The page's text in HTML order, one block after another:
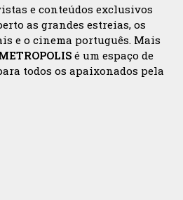
e conteúdos exclusivos
as grandes estreias, os
e o cinema português. Mais
é um espaço de
todos os apaixonados pela